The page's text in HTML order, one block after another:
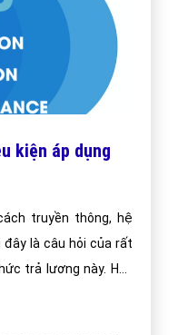
kiện áp dụng
truyền thông, hệ
đây là câu hỏi của rất
trả lương này. Hãy